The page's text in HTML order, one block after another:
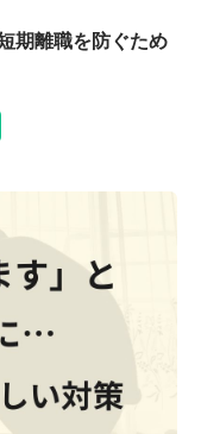
期離職を防ぐため